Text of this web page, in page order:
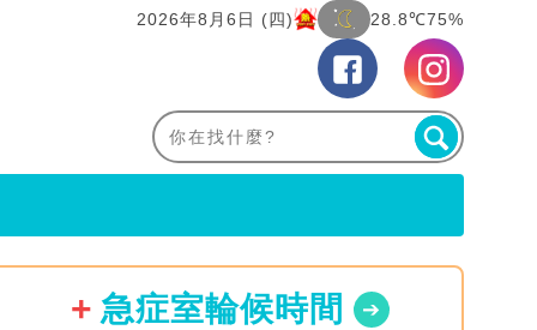
2026年8月6日 (四) 28.8℃75%
急症室輪候時間